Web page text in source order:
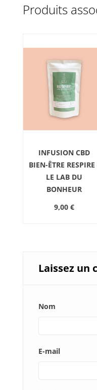
Produits
INFUSION CBD
BIEN-ÊTRE RESPIRE
LE LAB DU
BONHEUR
9,00 €
Laissez un
Nom
E-mail